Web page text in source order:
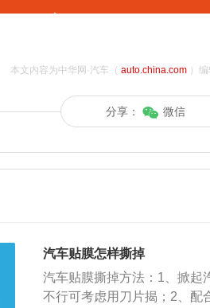
本文内容为中华网·汽车（ auto.china.com）编
分享： 微信
汽车贴膜怎样撕掉
汽车贴膜撕掉方法：1、掀起
不行可考虑用刀片揭；2、配